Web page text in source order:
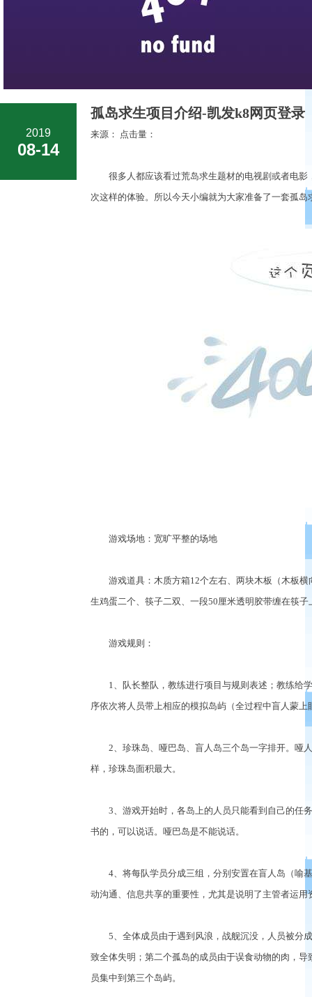
2019
08-14
孤岛求生项目介绍-凯发k8网页登录
来源： 点击量：
很多人都应该看过荒岛求生题材的电视剧或者电影
次这样的体验。所以今天小编就为大家准备了一套孤
游戏场地：宽旷平整的场地
游戏道具：木质方箱12个左右、两块木板（木板横
生鸡蛋二个、筷子二双、一段50厘米透明胶带缠在筷
游戏规则：
1、队长整队，教练进行项目与规则表述；教练给
序依次将人员带上相应的模拟岛屿（全过程中盲人蒙上
2、珍珠岛、哑巴岛、盲人岛三个岛一字排开。哑人
样，珍珠岛面积最大。
3、游戏开始时，各岛上的人员只能看到自己的任务
书的，可以说话。哑巴岛是不能说话。
4、将每队学员分成三组，分别安置在盲人岛（喻基
动沟通、信息共享的重要性，尤其是说明了主管者运用
5、全体成员由于遇到风浪，战舰沉没，人员被分成
致全体失明；第二个孤岛的成员由于误食动物的肉，
员集中到第三个岛屿。